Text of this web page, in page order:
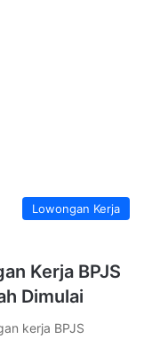
Lowongan Kerja
Kerja BPJS
Dimulai
kerja BPJS